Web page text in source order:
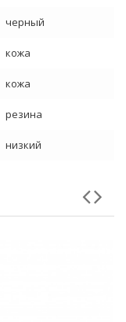
черный
кожа
кожа
резина
низкий